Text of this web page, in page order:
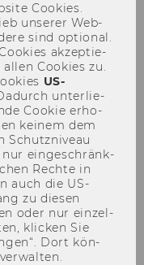
GMID)
Coo­kies.
un­se­rer Web­
sind op­tio­nal.
ak­zep­tie­
Coo­kies zu.
US-​
un­ter­lie­
Coo­kie er­ho­
kei­nem dem
Schutz­ni­veau
nur ein­ge­schränk­
Rech­te in
auch die US-​
zu die­sen
oder nur ein­zel­
kli­cken Sie
Dort kön­